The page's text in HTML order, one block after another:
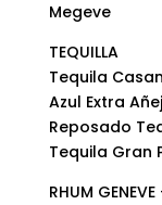
Megeve
TEQUILLA
Tequila
Azul Extra
Reposado
Tequila Gran
RHUM